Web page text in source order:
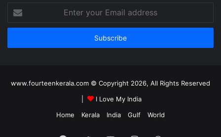
your
Email
www.fourteenkerala.com © Copyright 2026, All Rights Reserved
I Love My India
Home
Kerala India Gulf World